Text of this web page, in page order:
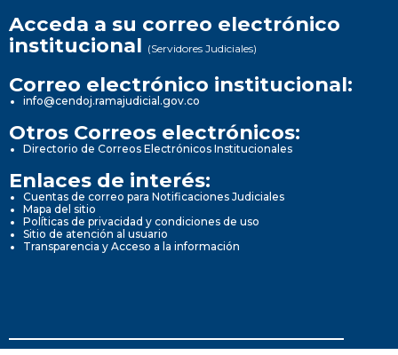
Acceda a su correo electrónico
institucional (Servidores Judiciales)
Correo electrónico institucional:
info@cendoj.ramajudicial.gov.co
Otros Correos electrónicos:
Directorio de Correos Electrónicos Institucionales
Enlaces de interés:
Cuentas de correo para Notificaciones Judiciales
Mapa del sitio
Políticas de privacidad y condiciones de uso
Sitio de atención al usuario
Transparencia y Acceso a la información